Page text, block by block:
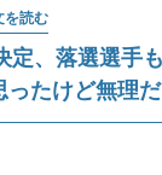
を読む
定、落選選
たけど無理だ